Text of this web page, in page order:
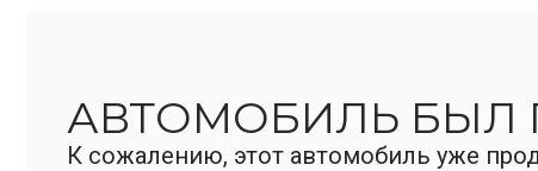
АВТОМОБИЛЬ БЫЛ
К сожалению, этот автомобиль уже